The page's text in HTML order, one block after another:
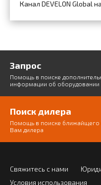
Канал DEVELON Global
Запрос
Помощь в поиске
информации об оборудовании
Поиск дилера
Помощь в поиске ближайщего
Вам дилера
Свяжитесь с нами
Условия использования